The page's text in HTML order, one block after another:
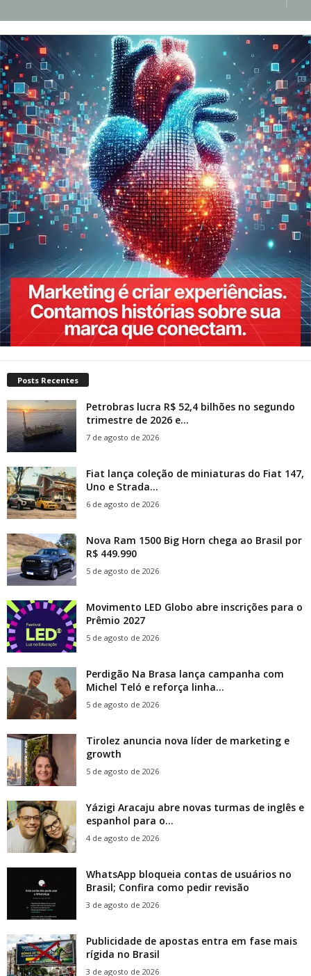
Posts Recentes
Petrobras lucra R$ 52,4 bilhões no segundo
trimestre de 2026 e...
7 de agosto de 2026
Fiat lança coleção de miniaturas do Fiat 147,
Uno e Strada...
6 de agosto de 2026
Nova Ram 1500 Big Horn chega ao Brasil por
R$ 449.990
5 de agosto de 2026
Movimento LED Globo abre inscrições para o
Prêmio 2027
5 de agosto de 2026
Perdigão Na Brasa lança campanha com
Michel Teló e reforça linha...
5 de agosto de 2026
Tirolez anuncia nova líder de marketing e
growth
5 de agosto de 2026
Yázigi Aracaju abre novas turmas de inglês e
espanhol para o...
4 de agosto de 2026
WhatsApp bloqueia contas de usuários no
Brasil; Confira como pedir revisão
3 de agosto de 2026
Publicidade de apostas entra em fase mais
rígida no Brasil
3 de agosto de 2026